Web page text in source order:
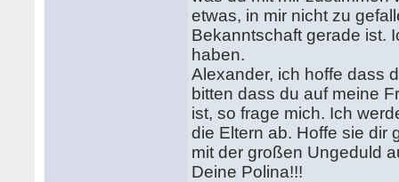
etwas, in mir nicht zu
Bekanntschaft gerade ist.
haben.
Alexander, ich hoffe dass
bitten dass du auf meine
ist, so frage mich. Ich
die Eltern ab. Hoffe sie dir
mit der großen Ungeduld
Deine Polina!!!